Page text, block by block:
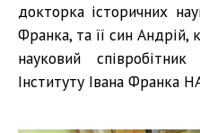
докторка історичних
Франка, та її син Андрій,
науковий
Інституту Івана Франка